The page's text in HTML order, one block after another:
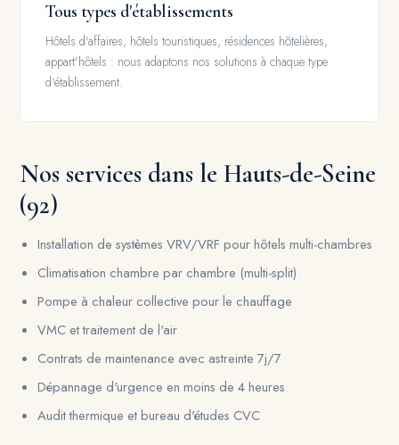
Tous types d'établissements
Hôtels d'affaires, hôtels touristiques, résidences hôtelières,
appart'hôtels : nous adaptons nos solutions à chaque type
d'établissement.
Nos services dans le Hauts-de-Seine
(92)
Installation de systèmes VRV/VRF pour hôtels multi-chambres
Climatisation chambre par chambre (multi-split)
Pompe à chaleur collective pour le chauffage
VMC et traitement de l'air
Contrats de maintenance avec astreinte 7j/7
Dépannage d'urgence en moins de 4 heures
Audit thermique et bureau d'études CVC